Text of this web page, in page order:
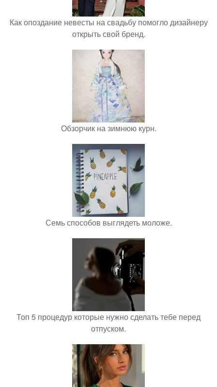
Как опоздание невесты на свадьбу помогло дизайнеру
открыть свой бренд.
Обзорчик на зимнюю курн.
Семь способов выглядеть моложе.
Топ 5 процедур которые нужно сделать тебе перед
отпуском.